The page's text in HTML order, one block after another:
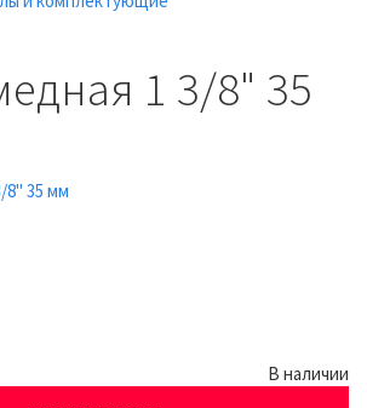
1 3/8" 35
В наличии